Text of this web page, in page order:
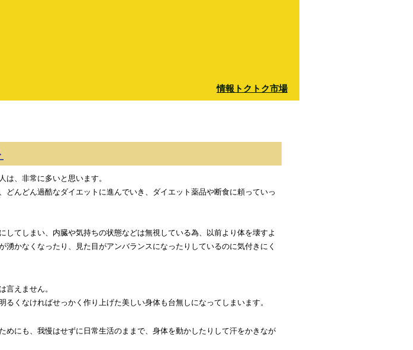
情報トクトク市場
は、非常に多いと思います。
どんどん過酷なダイエットに進んでいき、ダイエット薬品や断食に頼っていっ
してしまい、内臓や気持ちの状態などは無視している為、以前より体を壊すよ
湧かなくなったり、見た目がアンバランスになったりしているのに気付きにく
言えません。
るくなければせっかく作り上げた美しい身体も台無しになってしまいます。
めにも、我慢はせずに日常生活のままで、身体を動かしたりして汗をかきなが